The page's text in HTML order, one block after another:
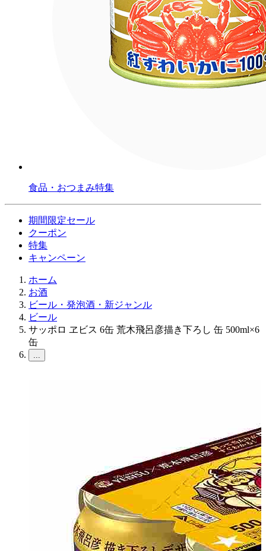
食品・おつまみ特集
期間限定セール
クーポン
特集
キャンペーン
ホーム
お酒
ビール・発泡酒・新ジャンル
ビール
サッポロ ヱビス 6缶 荒木飛呂彦描き下ろし 缶 500ml×6
缶
...